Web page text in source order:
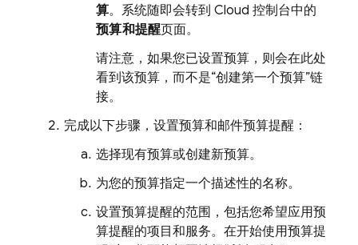
算。系统随即会转到Cloud 控制台中的
预算和提醒页面。
请注意，如果您已设置预算，则会在此处
看到该预算，而不是“创建第一个预算”链
接。
完成以下步骤，设置预算和邮件预算提醒：
选择现有预算或创建新预算。
为您的预算指定一个描述性的名称。
设置预算提醒的范围，包括您希望应用预
算提醒的项目和服务。在开始使用预算提